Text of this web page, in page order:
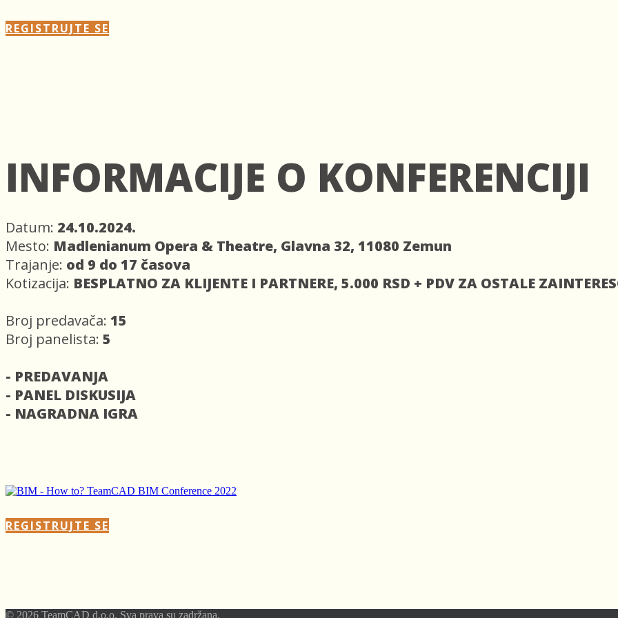
REGISTRUJTE SE
INFORMACIJE O KONFERENCIJI
Datum: 24.10.2024.
Mesto: Madlenianum Opera & Theatre, Glavna 32, 11080 Zemun
Trajanje: od 9 do 17 časova
Kotizacija: BESPLATNO ZA KLIJENTE I PARTNERE, 5.000 RSD + PDV ZA OSTALE
Broj predavača: 15
Broj panelista: 5
- PREDAVANJA
- PANEL DISKUSIJA
- NAGRADNA IGRA
REGISTRUJTE SE
© 2026 TeamCAD d.o.o. Sva prava su zadržana.